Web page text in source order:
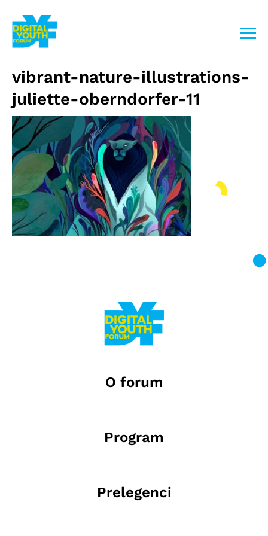
treści
vibrant-nature-illustrations-
juliette-oberndorfer-11
O forum
Program
Prelegenci